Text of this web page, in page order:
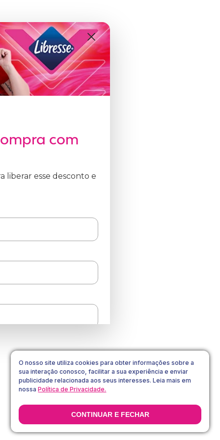
O nosso site utiliza cookies para obter informações sobre a
sua interação conosco, facilitar a sua experiência e enviar
publicidade relacionada aos seus interesses. Leia mais em
nossaPolítica de Privacidade.
CONTINUAR E FECHAR
com
liberar esse desconto e
Política de Privacidade